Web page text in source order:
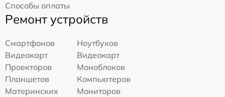
Способы оплаты
Ремонт устройств
Смартфонов
Ноутбуков
Видеокарт
Видеокарт
Проекторов
Моноблоков
Планшетов
Компьютеров
Материнских
Мониторов